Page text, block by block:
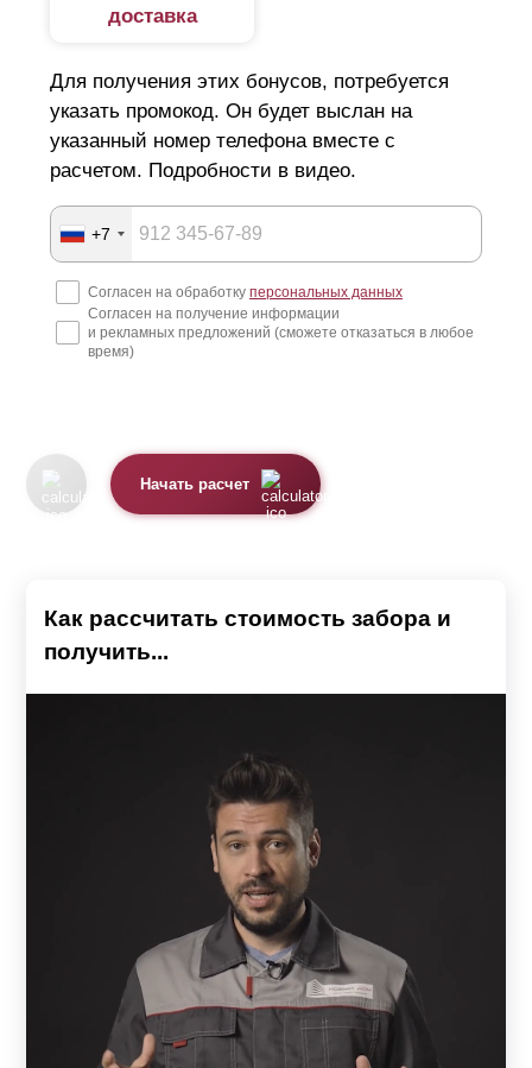
доставка
Для получения этих бонусов, потребуется
указать промокод. Он будет выслан на
указанный номер телефона вместе с
расчетом. Подробности в видео.
+7
Согласен на обработку персональных данных
Согласен на получение информации
и рекламных предложений (сможете отказаться в любое
время)
Начать расчет
Как рассчитать стоимость забора и
получить...